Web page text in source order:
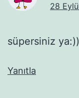
28
süpersiniz
Yanıtla